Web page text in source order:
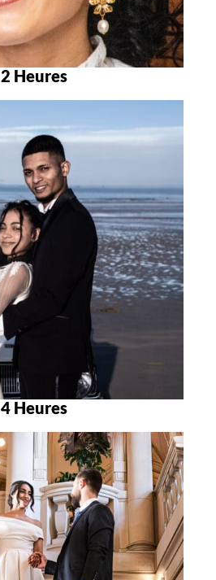
2 Heures
4 Heures